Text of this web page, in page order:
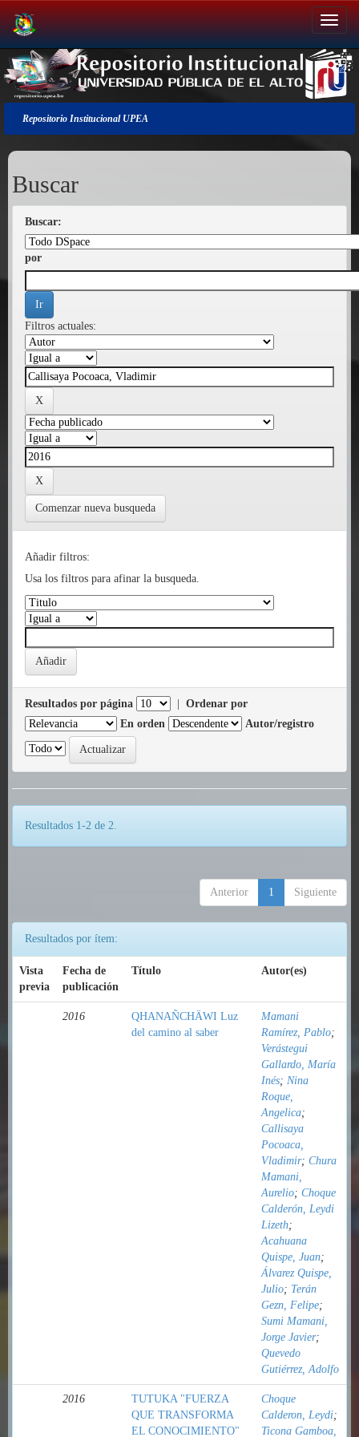
Salir
de
la
navegación
Repositorio Institucional UPEA
Buscar
Buscar:
por
Filtros actuales:
Comenzar nueva busqueda
Añadir filtros:
Usa los filtros para afinar la busqueda.
Resultados por página
Ordenar por
En orden
Autor/registro
Resultados 1-2 de 2.
Anterior 1 Siguiente
Resultados por ítem:
Vista
previa
Fecha de
publicación
Título Autor(es)
2016
QHANAÑCHÄWI Luz
del camino al saber
Mamani
Ramírez, Pablo;
Verástegui
Gallardo, María
Inés; Nina
Roque,
Angelica;
Callisaya
Pocoaca,
Vladimir; Chura
Mamani,
Aurelio; Choque
Calderón, Leydi
Lizeth;
Acahuana
Quispe, Juan;
Álvarez Quispe,
Julio; Terán
Gezn, Felipe;
Sumi Mamani,
Jorge Javier;
Quevedo
Gutiérrez, Adolfo
2016
TUTUKA "FUERZA
QUE TRANSFORMA
EL CONOCIMIENTO"
Choque
Calderon, Leydi;
Ticona Gamboa,